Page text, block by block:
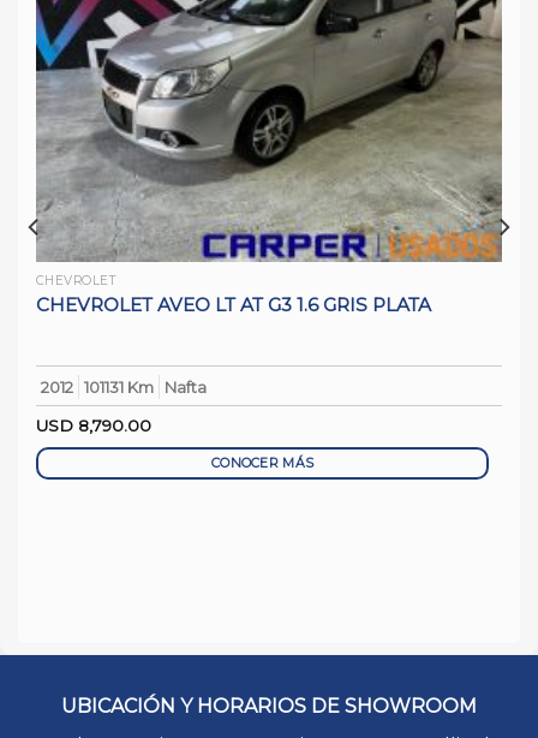
CHEVROLET
CHEVROLET AVEO LT AT G3 1.6 GRIS PLATA
2012 101131 Km
Nafta
USD 8,790.00
CONOCER MÁS
UBICACIÓN Y HORARIOS DE SHOWROOM